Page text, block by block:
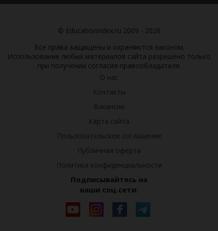
© Educationindex.ru 2009 - 2026
Все права защищены и охраняются законом.
Использование любых материалов сайта разрешено только
при получении согласия правообладателя.
О нас
Контакты
Вакансии
Карта сайта
Пользовательское соглашение
Публичная оферта
Политика конфиденциальности
Подписывайтесь на
наши соц.сети: